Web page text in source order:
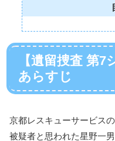
【遺留捜査 第
あらすじ
京都レスキューサービス
被疑者と思われた星野一